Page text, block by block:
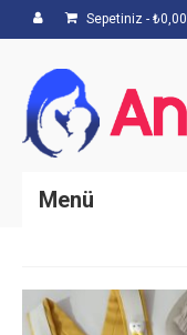
Sepetiniz - ₺0,00
Menü
Hakkımızda